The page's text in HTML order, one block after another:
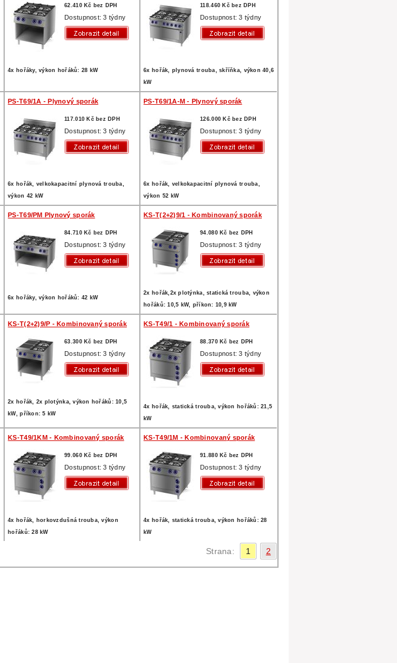
62.410 Kč bez DPH
Dostupnost: 3 týdny
4x hořáky, výkon hořáků: 28 kW
118.460 Kč bez DPH
Dostupnost: 3 týdny
6x hořák, plynová trouba, skříňka, výkon 40,6
kW
PS-T69/1A - Plynový sporák
117.010 Kč bez DPH
Dostupnost: 3 týdny
6x hořák, velkokapacitní plynová trouba,
výkon 42 kW
PS-T69/1A-M - Plynový sporák
126.000 Kč bez DPH
Dostupnost: 3 týdny
6x hořák, velkokapacitní plynová trouba,
výkon 52 kW
PS-T69/PM Plynový sporák
84.710 Kč bez DPH
Dostupnost: 3 týdny
6x hořáky, výkon hořáků: 42 kW
KS-T(2+2)9/1 - Kombinovaný sporák
94.080 Kč bez DPH
Dostupnost: 3 týdny
2x hořák,2x plotýnka, statická trouba, výkon
hořáků: 10,5 kW, příkon: 10,9 kW
KS-T(2+2)9/P - Kombinovaný sporák
63.300 Kč bez DPH
Dostupnost: 3 týdny
2x hořák, 2x plotýnka, výkon hořáků: 10,5
kW, příkon: 5 kW
KS-T49/1 - Kombinovaný sporák
88.370 Kč bez DPH
Dostupnost: 3 týdny
4x hořák, statická trouba, výkon hořáků: 21,5
kW
KS-T49/1KM - Kombinovaný sporák
99.060 Kč bez DPH
Dostupnost: 3 týdny
4x hořák, horkovzdušná trouba, výkon
hořáků: 28 kW
KS-T49/1M - Kombinovaný sporák
91.880 Kč bez DPH
Dostupnost: 3 týdny
4x hořák, statická trouba, výkon hořáků: 28
kW
Strana: 1 2